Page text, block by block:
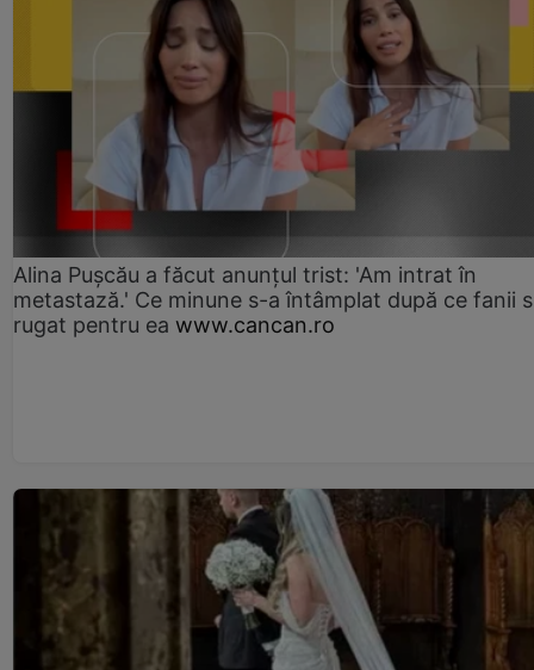
Alina Pușcău a făcut anunțul trist: 'Am intrat în
metastază.' Ce minune s-a întâmplat după ce fanii
rugat pentru ea www.cancan.ro